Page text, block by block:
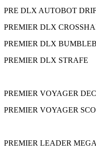
PRE DLX AUTOBOT
PREMIER DLX
PREMIER DLX
PREMIER DLX STRAFE
PREMIER VOYAGER
PREMIER VOYAGER
PREMIER LEADER